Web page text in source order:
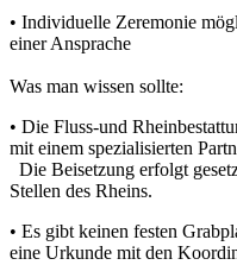
• Individuelle Zeremonie
einer Ansprache
Was man wissen sollte:
• Die Fluss-und
mit einem spezialisierten
Die Beisetzung erfolgt
Stellen des Rheins.
• Es gibt keinen festen
eine Urkunde mit den